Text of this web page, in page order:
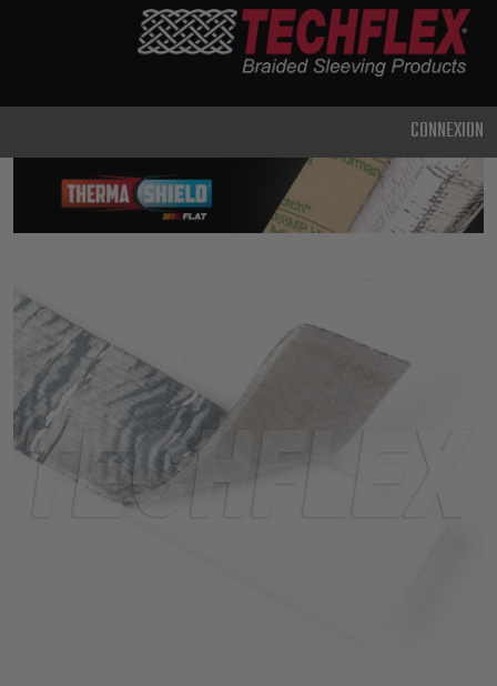
INTENSIF
MÉTAL ET
BLINDAGE
HAUTE
TEMPÉRATURE
SPÉCIALITÉ
GAINE
THERMORÉTRACTABLE
CONNEXION